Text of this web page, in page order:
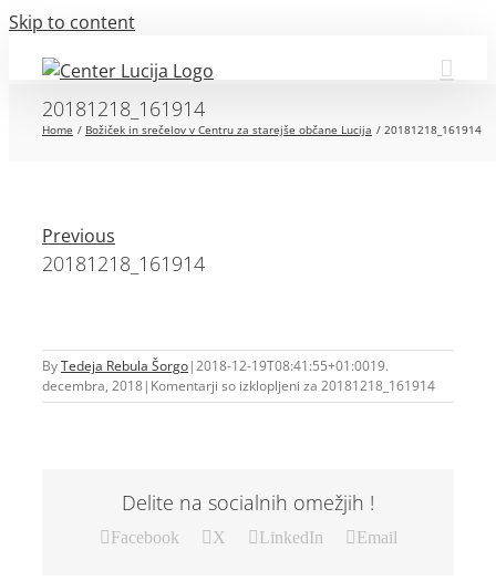
Skip to content
20181218_161914
Home Božiček in srečelov v Centru za starejše občane Lucija 20181218_161914
Previous
20181218_161914
ByTedeja Rebula Šorgo|2018-12-19T08:41:55+01:0019.
decembra, 2018| Komentarji so izklopljeni za 20181218_161914
Delite na socialnih omežjih !
Facebook X LinkedIn Email